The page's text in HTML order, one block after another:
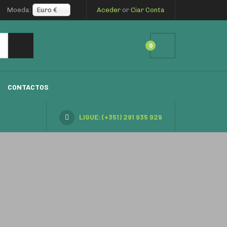
Acederor Ciar Conta
Moeda: Euro €
0
CONTACTOS
LIGUE: (+351) 291 935 929